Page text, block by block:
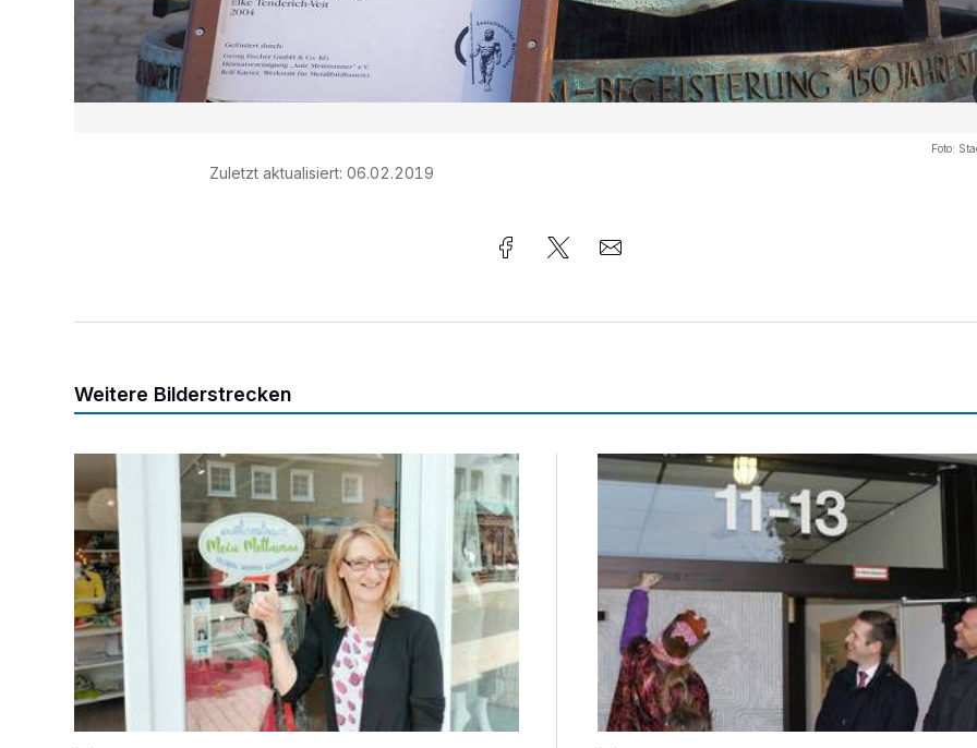
Foto:
Zuletzt aktualisiert: 06.02.2019
Weitere Bilderstrecken
„Gemeinsam sind wir stark“ Sternsinger segnen Stadtverwaltung und